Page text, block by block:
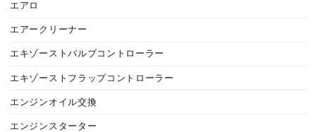
エアロ
エアークリーナー
エキゾーストバルブコントローラー
エキゾーストフラップコントローラー
エンジンオイル交換
エンジンスターター